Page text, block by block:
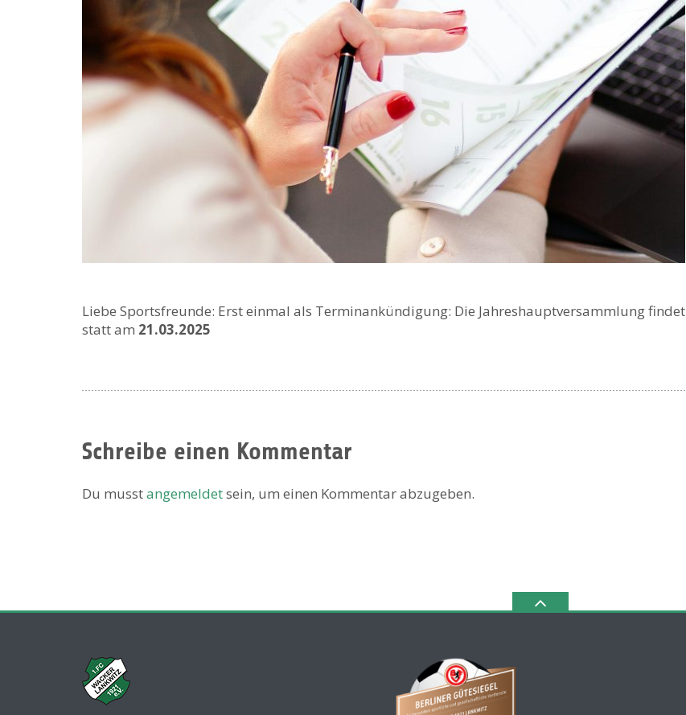
Liebe Sportsfreunde: Erst einmal als Terminankündigung: Die Jahreshauptversammlung findet
statt am 21.03.2025
Schreibe einen Kommentar
Du musstangemeldetsein, um einen Kommentar abzugeben.